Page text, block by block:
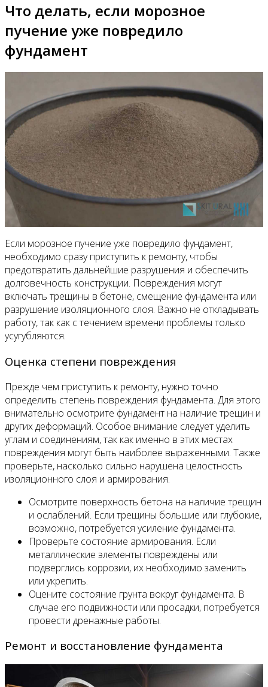
Что делать, если морозное
пучение уже повредило
фундамент
Если морозное пучение уже повредило фундамент,
необходимо сразу приступить к ремонту, чтобы
предотвратить дальнейшие разрушения и обеспечить
долговечность конструкции. Повреждения могут
включать трещины в бетоне, смещение фундамента или
разрушение изоляционного слоя. Важно не откладывать
работу, так как с течением времени проблемы только
усугубляются.
Оценка степени повреждения
Прежде чем приступить к ремонту, нужно точно
определить степень повреждения фундамента. Для этого
внимательно осмотрите фундамент на наличие трещин и
других деформаций. Особое внимание следует уделить
углам и соединениям, так как именно в этих местах
повреждения могут быть наиболее выраженными. Также
проверьте, насколько сильно нарушена целостность
изоляционного слоя и армирования.
Осмотрите поверхность бетона на наличие трещин
и ослаблений. Если трещины большие или глубокие,
возможно, потребуется усиление фундамента.
Проверьте состояние армирования. Если
металлические элементы повреждены или
подверглись коррозии, их необходимо заменить
или укрепить.
Оцените состояние грунта вокруг фундамента. В
случае его подвижности или просадки, потребуется
провести дренажные работы.
Ремонт и восстановление фундамента